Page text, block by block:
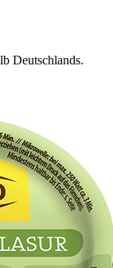
Deutschlands.